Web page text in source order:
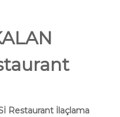
Restaurant İlaçlama